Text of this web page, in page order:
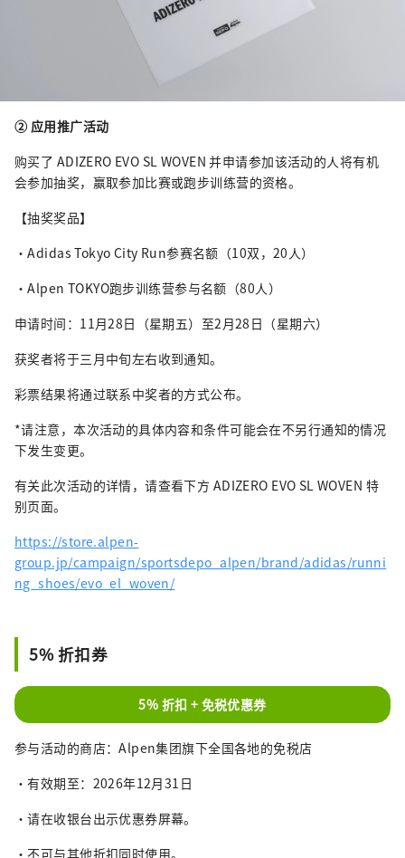
② 应用推广活动
购买了 ADIZERO EVO SL WOVEN 并申请参加该活动的人将有机
会参加抽奖，赢取参加比赛或跑步训练营的资格。
【抽奖奖品】
・Adidas Tokyo City Run参赛名额（10双，20人）
・Alpen TOKYO跑步训练营参与名额（80人）
申请时间：11月28日（星期五）至2月28日（星期六）
获奖者将于三月中旬左右收到通知。
彩票结果将通过联系中奖者的方式公布。
*请注意，本次活动的具体内容和条件可能会在不另行通知的情况
下发生变更。
有关此次活动的详情，请查看下方 ADIZERO EVO SL WOVEN 特
别页面。
https://store.alpen-
group.jp/campaign/sportsdepo_alpen/brand/adidas/runni
ng_shoes/evo_el_woven/
5% 折扣券
5% 折扣 + 免税优惠券
参与活动的商店：Alpen集团旗下全国各地的免税店
・有效期至：2026年12月31日
・请在收银台出示优惠券屏幕。
・不可与其他折扣同时使用。